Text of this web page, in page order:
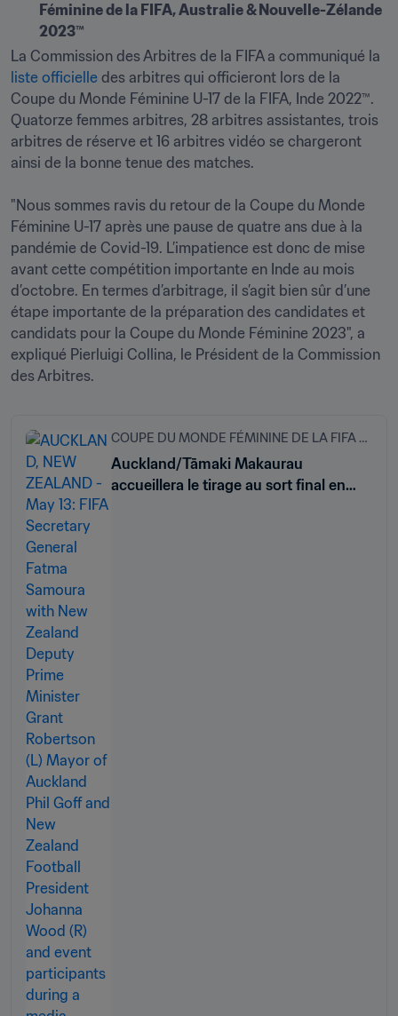
Féminine de la FIFA, Australie & Nouvelle-Zélande
2023™
liste officielle des arbitres qui officieront lors de la
Coupe du Monde Féminine U-17 de la FIFA, Inde 2022™.
Quatorze femmes arbitres, 28 arbitres assistantes, trois
arbitres de réserve et 16 arbitres vidéo se chargeront
ainsi de la bonne tenue des matches.
"Nous sommes ravis du retour de la Coupe du Monde
Féminine U-17 après une pause de quatre ans due à la
pandémie de Covid-19. L’impatience est donc de mise
avant cette compétition importante en Inde au mois
d’octobre. En termes d’arbitrage, il s’agit bien sûr d’une
étape importante de la préparation des candidates et
candidats pour la Coupe du Monde Féminine 2023", a
expliqué Pierluigi Collina, le Président de la Commission
des Arbitres.
COUPE DU MONDE FÉMININE DE LA FIFA 2023
Auckland/Tāmaki Makaurau
accueillera le tirage au sort final en